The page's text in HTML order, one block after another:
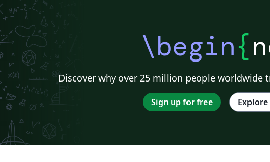
\begin{
Discover why over 25 million people worldwide
Sign up for free